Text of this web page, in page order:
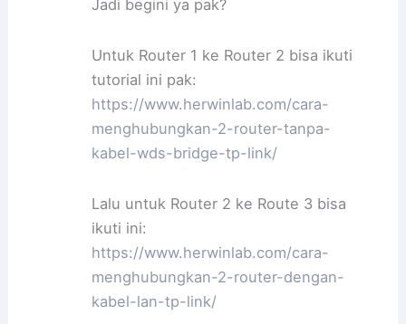
Jadi begini ya pak?
Untuk Router 1 ke Router 2 bisa ikuti
tutorial ini pak:
https://www.herwinlab.com/cara-
menghubungkan-2-router-tanpa-
kabel-wds-bridge-tp-link/
Lalu untuk Router 2 ke Route 3 bisa
ikuti ini:
https://www.herwinlab.com/cara-
menghubungkan-2-router-dengan-
kabel-lan-tp-link/